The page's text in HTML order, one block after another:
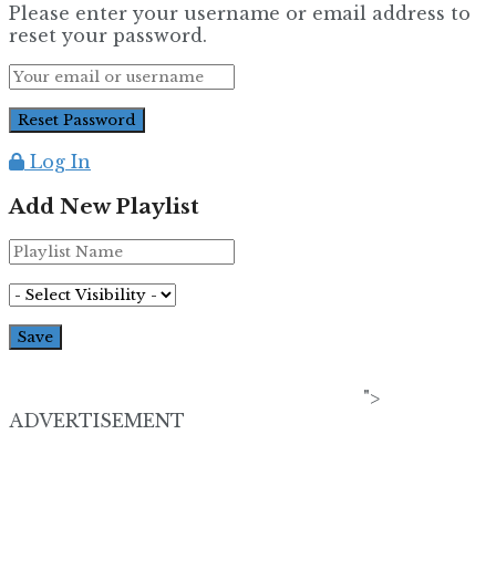
Please enter your username or email address to
reset your password.
Log In
Add New Playlist
">
ADVERTISEMENT